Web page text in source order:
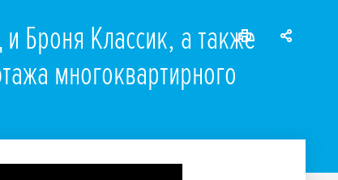
Броня Классик, а также
многоквартирного